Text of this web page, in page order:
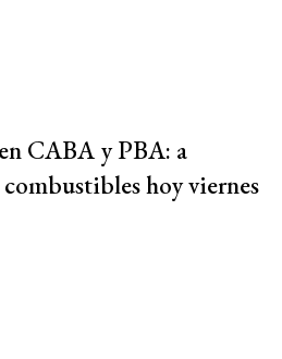
CABA y PBA: a
hoy viernes